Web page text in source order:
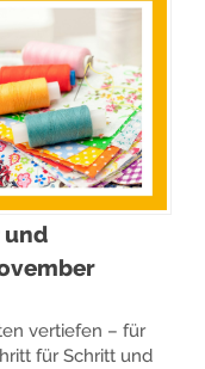
und
vertiefen – für
für Schritt und